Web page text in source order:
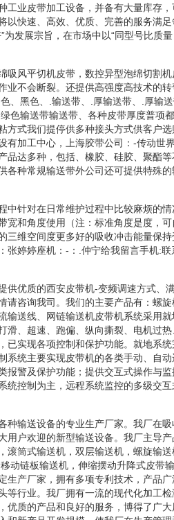
工业皮带加工设备，并备有大量库存
以快速、高效、优质、完善的服务满
发展宗旨，在市场中以“同型号比质
吸风平切机皮带，数控异型泡绵切割
不会断裂。还提供高强度高技术的转
、黑色、.输送带、.厚输送带、.厚输
色输送带输送带、各种皮带厚度普项
方式我们提停供多种接头方式供客户
有加工中心，上海胶带公司：-传动世
品达多种，包括、橡胶、硅胶、聚酯
种常规输送带外公司还可提供特殊的
中针对在日常维护过程中比较麻烦的
宽和角度使用（注：标准角度是度，
三维空间度更多好的吸收冲击能量保
张婷婷座机：-：.仲宁给我留言手机:
供优质的西安皮带机-变频调速方式、
请咨询我司。我们的主要产品有：螺
输送线、网链输送机皮带机系统采用
滑、超速、跑偏、纵向撕裂、电机过
已实现各项控制和保护功能。就地系
系统主要实现皮带机的各类手动、自
报警及保护功能；提供交互式操作与
统控制为主，远程系统监控的多级交
种输送设备的专业生产厂家。我厂在
用户欢迎的新型输送设备。我厂主导
筒式输送机，双层输送机，螺旋输送
动链板输送机，伸缩摆动升降式皮带
产厂家，拥有多项专利技术，产品广
等行业。我厂拥有一流的现代化加工
优质的产品和良好的服务，博得了广